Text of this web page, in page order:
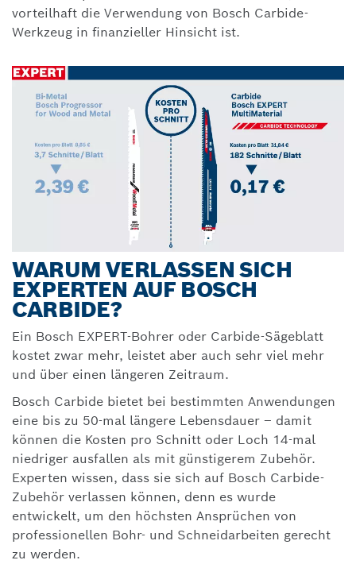
vorteilhaft die Verwendung von Bosch Carbide-
Werkzeug in finanzieller Hinsicht ist.
WARUM VERLASSEN SICH
EXPERTEN AUF BOSCH
CARBIDE?
Ein Bosch EXPERT-Bohrer oder Carbide-Sägeblatt
kostet zwar mehr, leistet aber auch sehr viel mehr
und über einen längeren Zeitraum.
Bosch Carbide bietet bei bestimmten Anwendungen
eine bis zu 50-mal längere Lebensdauer – damit
können die Kosten pro Schnitt oder Loch 14-mal
niedriger ausfallen als mit günstigerem Zubehör.
Experten wissen, dass sie sich auf Bosch Carbide-
Zubehör verlassen können, denn es wurde
entwickelt, um den höchsten Ansprüchen von
professionellen Bohr- und Schneidarbeiten gerecht
zu werden.